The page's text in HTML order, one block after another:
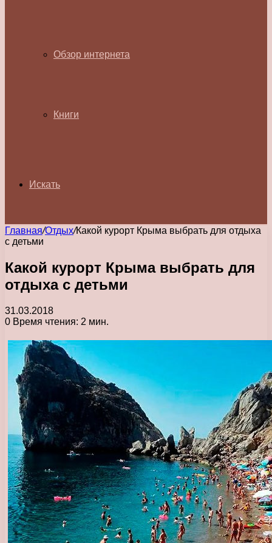
Обзор интернета
Книги
Искать
Главная/Отдых/Какой курорт Крыма выбрать для отдыха
с детьми
Какой курорт Крыма выбрать для
отдыха с детьми
31.03.2018
0 Время чтения: 2 мин.